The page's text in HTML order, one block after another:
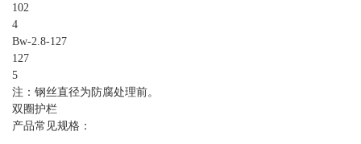
102
4
Bw-2.8-127
127
5
注：钢丝直径为防腐处理前。
双圈护栏
产品常见规格：